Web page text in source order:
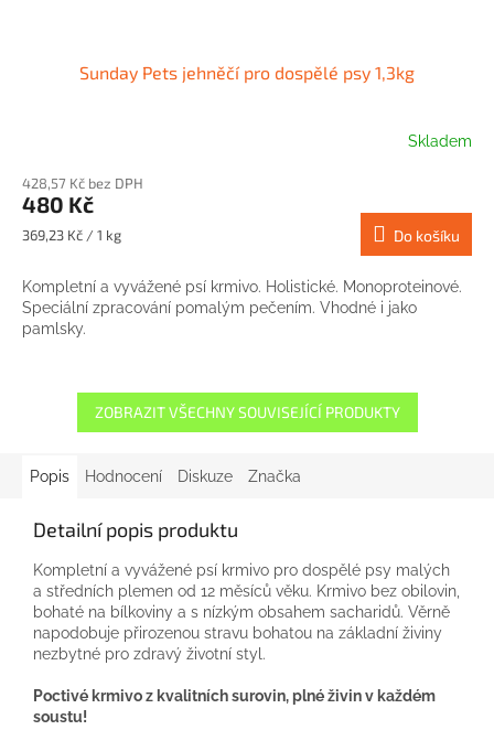
Sunday Pets jehněčí pro dospělé psy 1,3kg
Skladem
428,57 Kč bez DPH
480 Kč
Měrná
369,23 Kč / 1 kg Do košíku
Kompletní a vyvážené psí krmivo. Holistické. Monoproteinové.
Speciální zpracování pomalým pečením. Vhodné i jako
pamlsky.
ZOBRAZIT VŠECHNY SOUVISEJÍCÍ PRODUKTY
Popis Hodnocení Diskuze Značka
Detailní popis produktu
Kompletní a vyvážené psí krmivo pro dospělé psy malých
a středních plemen od 12 měsíců věku. Krmivo bez obilovin,
bohaté na bílkoviny a s nízkým obsahem sacharidů. Věrně
napodobuje přirozenou stravu bohatou na základní živiny
nezbytné pro zdravý životní styl.
Poctivé krmivo z kvalitních surovin, plné živin v každém
soustu!